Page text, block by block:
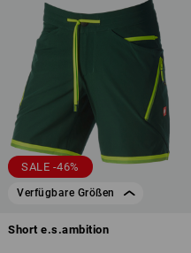
SALE -46%
Verfügbare Größen
Short e.s.ambition